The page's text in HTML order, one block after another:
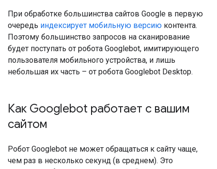
При обработке большинства сайтов Google в первую
очередь индексирует мобильную версию контента.
Поэтому большинство запросов на сканирование
будет поступать от робота Googlebot, имитирующего
пользователя мобильного устройства, и лишь
небольшая их часть – от робота Googlebot Desktop.
Как Googlebot работает с вашим
сайтом
Робот Googlebot не может обращаться к сайту чаще,
чем раз в несколько секунд (в среднем). Это